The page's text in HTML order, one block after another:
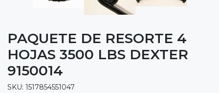
PAQUETE DE RESORTE 4
HOJAS 3500 LBS DEXTER
9150014
SKU: 1517854551047